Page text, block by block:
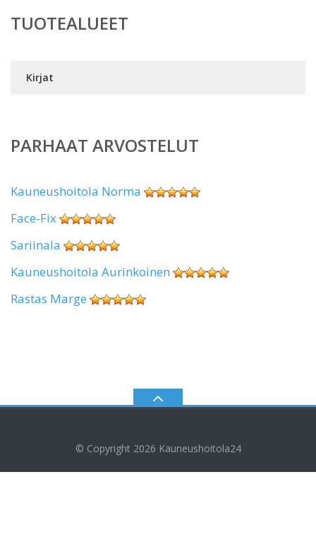
TUOTEALUEET
Kirjat
PARHAAT ARVOSTELUT
Kauneushoitola Norma
Face-Fix
Sariinala
Kauneushoitola Aurinkoinen
Rastas Marge
© Copyright 2026 Kauneushoitola24